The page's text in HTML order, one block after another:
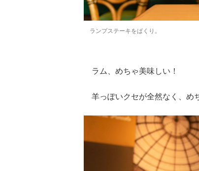
ランプステーキをぱくり。
ラム、めちゃ美味しい！
羊っぽいクセが全然なく、め